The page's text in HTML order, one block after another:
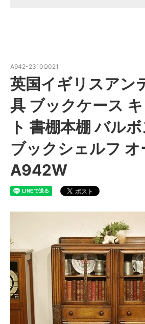
A942-2310Q021
英国イギリスアン
具 ブックケース
ト 書棚本棚 バル
ブックシェルフ オ
A942W